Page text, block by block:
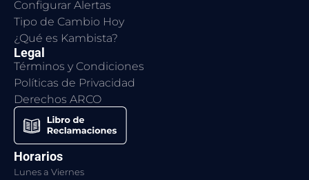
Configurar Alertas
Tipo de Cambio Hoy
¿Qué es Kambista?
Legal
Términos y Condiciones
Políticas de Privacidad
Derechos ARCO
Horarios
Lunes a Viernes